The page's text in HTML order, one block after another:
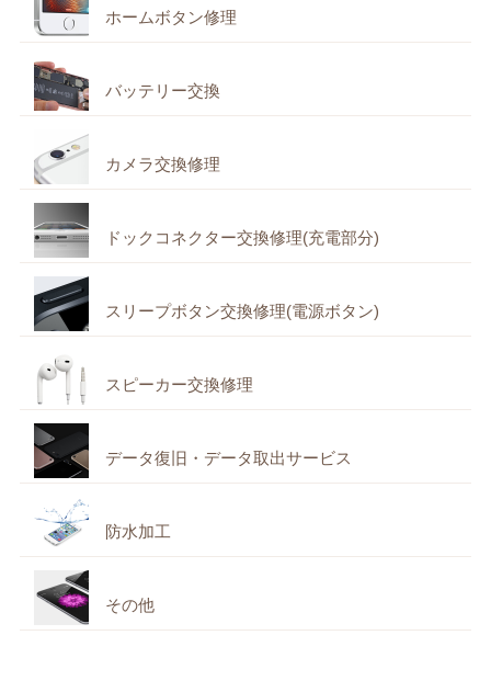
ホームボタン修理
バッテリー交換
カメラ交換修理
ドックコネクター交換修理(充電部分)
スリープボタン交換修理(電源ボタン)
スピーカー交換修理
データ復旧・データ取出サービス
防水加工
その他